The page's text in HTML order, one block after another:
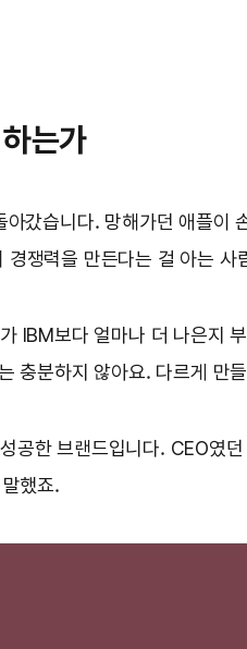
는가
갔습니다. 망해가던 애플
쟁력을 만든다는 걸 아는 사
IBM보다 얼마나 더 나은지
충분하지 않아요. 다르게 만
공한 브랜드입니다. CEO였
했죠.